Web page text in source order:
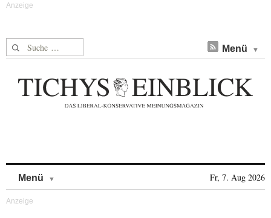
Suche nach: Menü
Menü Fr, 7. Aug 2026